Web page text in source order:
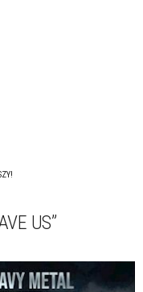
US”